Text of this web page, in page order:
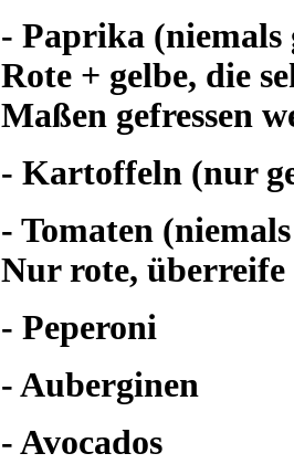
- Paprika
Rote + gelbe, die
Maßen gefressen
- Kartoffeln (nur
- Tomaten
Nur rote,
- Peperoni
- Auberginen
- Avocados